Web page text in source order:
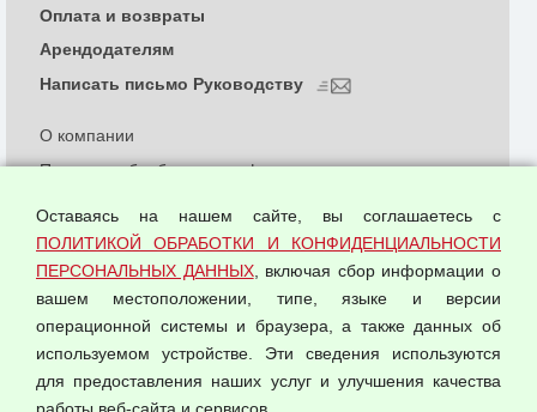
© 2026 ООО "Феникс"
О компании
Политика обработки и конфиденциальности
Согласием на обработку персональных данных
Оферта оптовой купли-продажи
Публичная оферта
Оплата и возвраты
Арендодателям
Написать письмо Руководству
Оставаясь на нашем сайте, вы соглашаетесь с
ПОЛИТИКОЙ ОБРАБОТКИ И КОНФИДЕНЦИАЛЬНОСТИ
ПЕРСОНАЛЬНЫХ ДАННЫХ, включая сбор информации о
вашем местоположении, типе, языке и версии
операционной системы и браузера, а также данных об
используемом устройстве. Эти сведения используются
для предоставления наших услуг и улучшения качества